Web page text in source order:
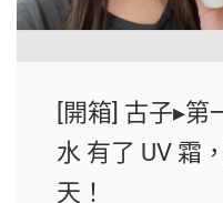
[開箱] 古子▸第
水 有了 UV 霜
天！